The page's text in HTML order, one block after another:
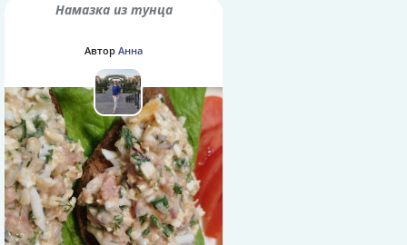
Намазка из тунца
Автор Анна